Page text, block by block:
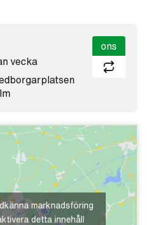
ons
vecka
marknadsföring
detta innehåll